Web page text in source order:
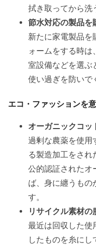
拭き取ってから洗
節水対応の製品を
新たに家電製品を
ォームをする時は
室設備などを選ぶ
使い過ぎを防いで
エコ・ファッションを
オーガニックコッ
過剰な農薬を使用
る製造加工をされ
公的認証されたオ
ば、身に纏うもの
す。
リサイクル素材の
最近は回収した使
したものを糸に